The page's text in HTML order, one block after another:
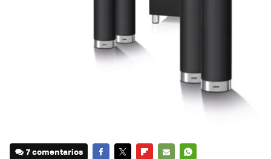
7 comentarios